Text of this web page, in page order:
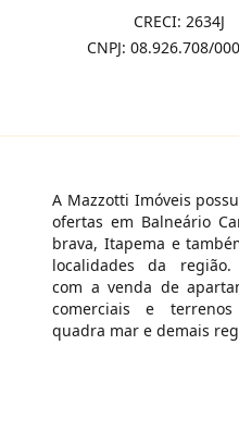
CRECI: 2634J
CNPJ: 08.926.708/
A Mazzotti Imóveis
ofertas em Balneário
brava, Itapema e
localidades da região.
com a venda de
comerciais e
quadra mar e demais